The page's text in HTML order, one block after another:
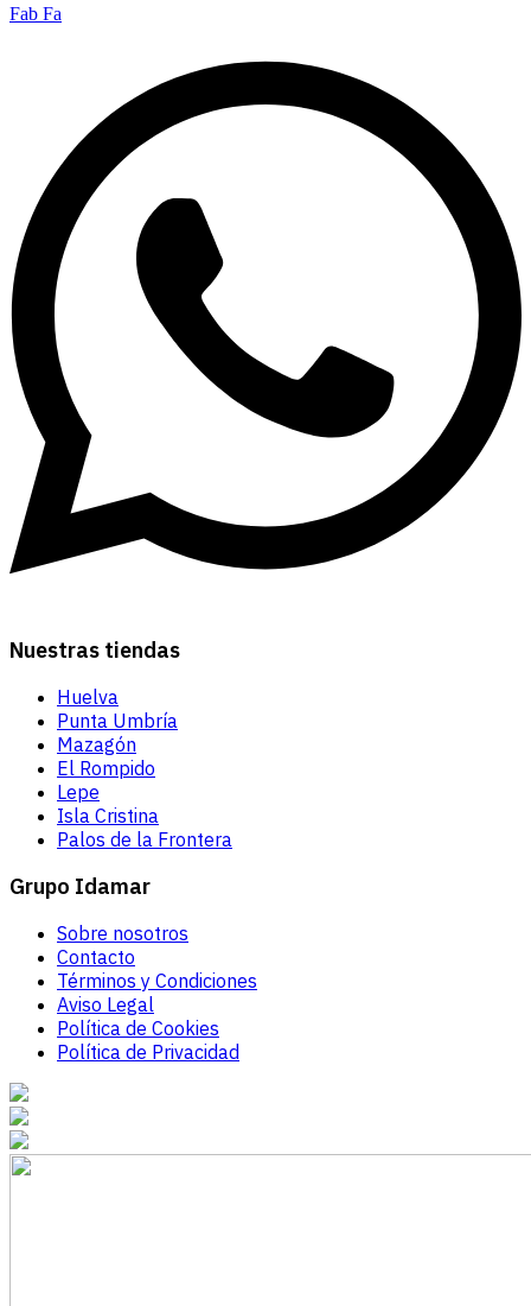
Fab Fa
Nuestras tiendas
Huelva
Punta Umbría
Mazagón
El Rompido
Lepe
Isla Cristina
Palos de la Frontera
Grupo Idamar
Sobre nosotros
Contacto
Términos y Condiciones
Aviso Legal
Política de Cookies
Política de Privacidad